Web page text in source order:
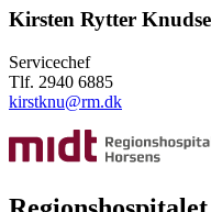
Kirsten Rytter
Servicechef
Tlf. 2940 6885
kirstknu@rm.dk